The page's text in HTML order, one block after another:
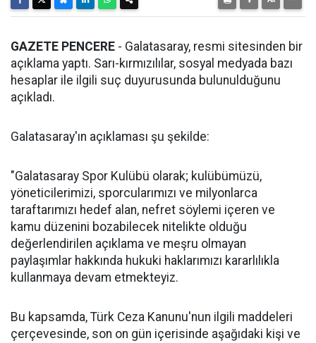
GAZETE PENCERE - Galatasaray, resmi sitesinden bir
açıklama yaptı. Sarı-kırmızılılar, sosyal medyada bazı
hesaplar ile ilgili suç duyurusunda bulunulduğunu
açıkladı.
Galatasaray'ın açıklaması şu şekilde:
"Galatasaray Spor Kulübü olarak; kulübümüzü,
yöneticilerimizi, sporcularımızı ve milyonlarca
taraftarımızı hedef alan, nefret söylemi içeren ve
kamu düzenini bozabilecek nitelikte olduğu
değerlendirilen açıklama ve meşru olmayan
paylaşımlar hakkında hukuki haklarımızı kararlılıkla
kullanmaya devam etmekteyiz.
Bu kapsamda, Türk Ceza Kanunu'nun ilgili maddeleri
çerçevesinde, son on gün içerisinde aşağıdaki kişi ve